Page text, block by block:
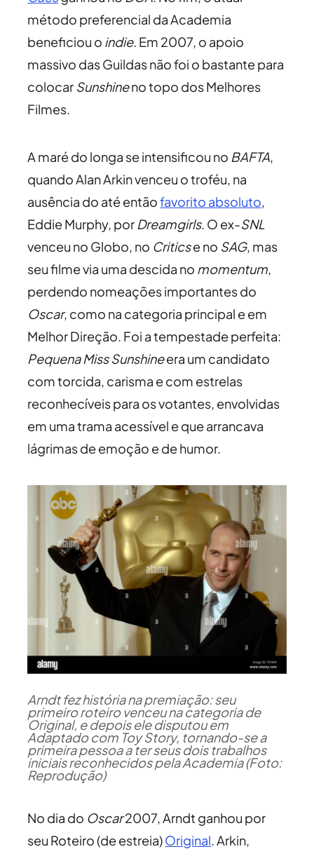
método preferencial da Academia
beneficiou o indie. Em 2007, o apoio
massivo das Guildas não foi o bastante para
colocar Sunshineno topo dos Melhores
Filmes.
A maré do longa se intensificou no BAFTA,
quando Alan Arkin venceu o troféu, na
ausência do até entãofavorito absoluto,
Eddie Murphy, por Dreamgirls. O ex-SNL
venceu no Globo, no Criticse no SAG, mas
seu filme via uma descida no momentum,
perdendo nomeações importantes do
Oscar, como na categoria principal e em
Melhor Direção. Foi a tempestade perfeita:
Pequena Miss Sunshineera um candidato
com torcida, carisma e com estrelas
reconhecíveis para os votantes, envolvidas
em uma trama acessível e que arrancava
lágrimas de emoção e de humor.
Arndt fez história na premiação: seu
primeiro roteiro venceu na categoria de
Original, e depois ele disputou em
Adaptado com Toy Story, tornando-se a
primeira pessoa a ter seus dois trabalhos
iniciais reconhecidos pela Academia (Foto:
Reprodução)
No dia do Oscar2007, Arndt ganhou por
seu Roteiro (de estreia)Original. Arkin,